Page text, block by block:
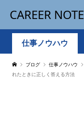
CAREER NOTE
仕事ノウハウ
ブログ 仕事ノウハウ
れたときに正しく答える方法